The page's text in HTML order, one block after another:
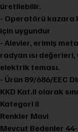
üretilebilir.
- Operatörü kazara
için uygundur
- Alevler, erimiş
radyan ısı
elektrik teması.
- Ürün 89/686/EEC
KKD Kat.II olarak
Kategori II
Renkler Mavi
Mevcut Bedenler